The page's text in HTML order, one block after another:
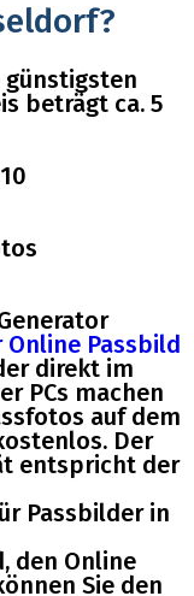
beträgt ca. 5
Passbild
direkt im
PCs machen
auf dem
Der
entspricht der
Passbilder in
den Online
Sie den